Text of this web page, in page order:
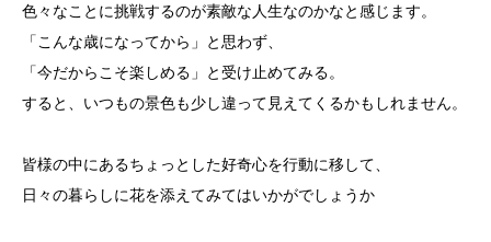
色々なことに挑戦するのが素敵な人生なのかなと感じます。
「こんな歳になってから」と思わず、
「今だからこそ楽しめる」と受け止めてみる。
すると、いつもの景色も少し違って見えてくるかもしれません。
皆様の中にあるちょっとした好奇心を行動に移して、
日々の暮らしに花を添えてみてはいかがでしょうか